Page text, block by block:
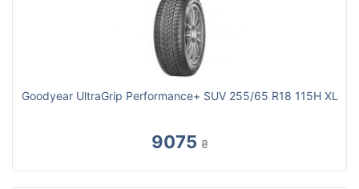
Goodyear UltraGrip Performance+ SUV 255/65 R18 115H XL
9075 ₴